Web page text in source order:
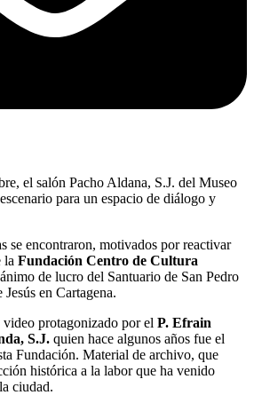
el salón Pacho Aldana, S.J. del Museo
para un espacio de diálogo y
se encontraron, motivados por reactivar
la Fundación Centro de Cultura
de lucro del Santuario de San Pedro
en Cartagena.
protagonizado por el P. Efrain
S.J. quien hace algunos años fue el
Fundación. Material de archivo, que
histórica a la labor que ha venido
ciudad.